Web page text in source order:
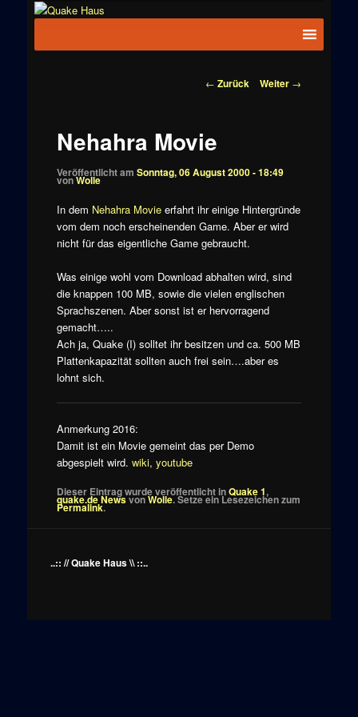
News zu
Beitragsnavigation
← Zurück Weiter →
Nehahra Movie
Veröffentlicht am Sonntag, 06 August 2000 - 18:49
vonWolle
In dem Nehahra Movieerfahrt ihr einige Hintergründe
vom dem noch erscheinenden Game. Aber er wird
nicht für das eigentliche Game gebraucht.
Was einige wohl vom Download abhalten wird, sind
die knappen 100 MB, sowie die vielen englischen
Sprachszenen. Aber sonst ist er hervorragend
gemacht…..
Ach ja, Quake (I) solltet ihr besitzen und ca. 500 MB
Plattenkapazität sollten auch frei sein….aber es
lohnt sich.
Anmerkung 2016:
Damit ist ein Movie gemeint das per Demo
abgespielt wird. wiki, youtube
Dieser Eintrag wurde veröffentlicht inQuake 1,
quake.de NewsvonWolle. Setze ein Lesezeichen zum
Permalink.
..:: // Quake Haus \\ ::..